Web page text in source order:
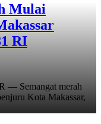
Mulai
RI
Semangat merah
Kota Makassar,